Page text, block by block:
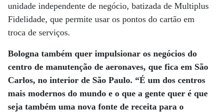
unidade independente de negócio, batizada de Multiplus
Fidelidade, que permite usar os pontos do cartão em
troca de serviços.
Bologna também quer impulsionar os negócios do
centro de manutenção de aeronaves, que fica em São
Carlos, no interior de São Paulo. “É um dos centros
mais modernos do mundo e o que a gente quer é que
seja também uma nova fonte de receita para o